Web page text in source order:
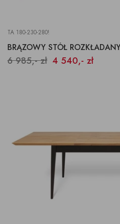
TA 180-230-280!
6 985,- zł 4 540,- zł